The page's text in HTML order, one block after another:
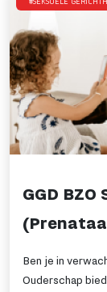
GGD
Ben je in
Ouderschap